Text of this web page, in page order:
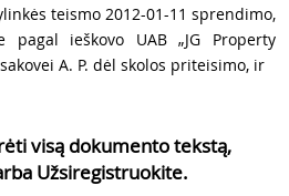
teismo 2012-01-11 sprendimo,
ieškovo UAB „JG Property
A. P. dėl skolos priteisimo, ir
visą dokumento tekstą,
Užsiregistruokite.